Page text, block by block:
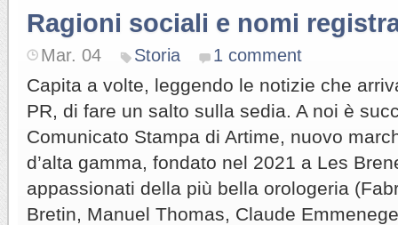
Ragioni sociali e nomi
Mar. 04 Storia 1 comment
Capita a volte, leggendo le notizie che
PR, di fare un salto sulla sedia. A noi è
Comunicato Stampa di Artime, nuovo
d’alta gamma, fondato nel 2021 a Les
appassionati della più bella orologeria
Bretin, Manuel Thomas, Claude